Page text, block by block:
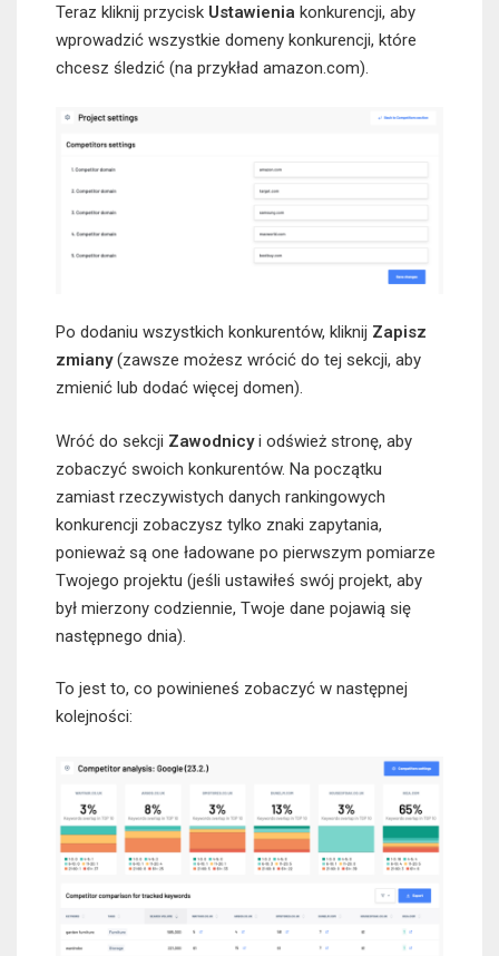
Teraz kliknij przycisk Ustawienia konkurencji, aby
wprowadzić wszystkie domeny konkurencji, które
chcesz śledzić (na przykład amazon.com).
Po dodaniu wszystkich konkurentów, kliknij Zapisz
zmiany(zawsze możesz wrócić do tej sekcji, aby
zmienić lub dodać więcej domen).
Wróć do sekcji Zawodnicyi odśwież stronę, aby
zobaczyć swoich konkurentów. Na początku
zamiast rzeczywistych danych rankingowych
konkurencji zobaczysz tylko znaki zapytania,
ponieważ są one ładowane po pierwszym pomiarze
Twojego projektu (jeśli ustawiłeś swój projekt, aby
był mierzony codziennie, Twoje dane pojawią się
następnego dnia).
To jest to, co powinieneś zobaczyć w następnej
kolejności: